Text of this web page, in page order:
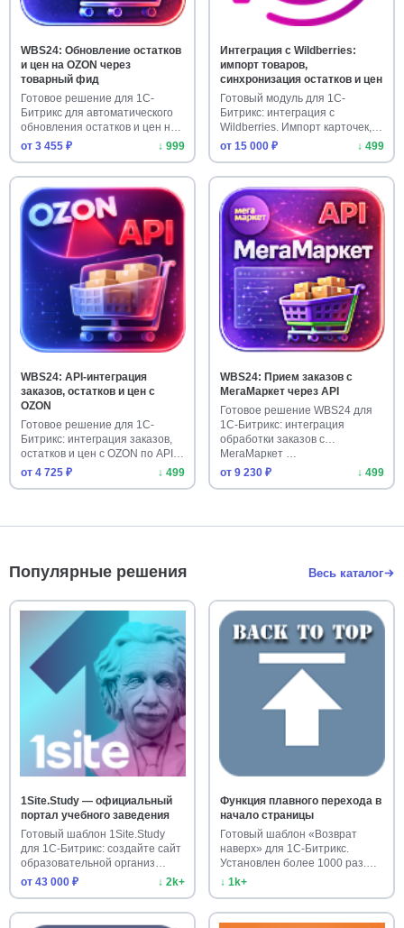
WBS24: Обновление остатков
и цен на OZON через
товарный фид
Готовое решение для 1С-
Битрикс для автоматического
обновления остатков и цен на
…
от 3 455 ₽ ↓ 999
Интеграция с Wildberries:
импорт товаров,
синхронизация остатков и цен
Готовый модуль для 1С-
Битрикс: интеграция с
Wildberries. Импорт карточек,
выгруз…
от 15 000 ₽ ↓ 499
WBS24: API-интеграция
заказов, остатков и цен с
OZON
Готовое решение для 1С-
Битрикс: интеграция заказов,
остатков и цен с OZON по API…
от 4 725 ₽
↓ 499
WBS24: Прием заказов с
МегаМаркет через API
Готовое решение WBS24 для
1С-Битрикс: интеграция
обработки заказов с
МегаМаркет …
от 9 230 ₽
↓ 499
Популярные решения Весь каталог
1Site.Study — официальный
портал учебного заведения
Готовый шаблон 1Site.Study
для 1С-Битрикс: создайте сайт
образовательной организ…
от 43 000 ₽
↓ 2k+
Функция плавного перехода в
начало страницы
Готовый шаблон «Возврат
наверх» для 1С-Битрикс.
Установлен более 1000 раз.
Улучш…
↓ 1k+